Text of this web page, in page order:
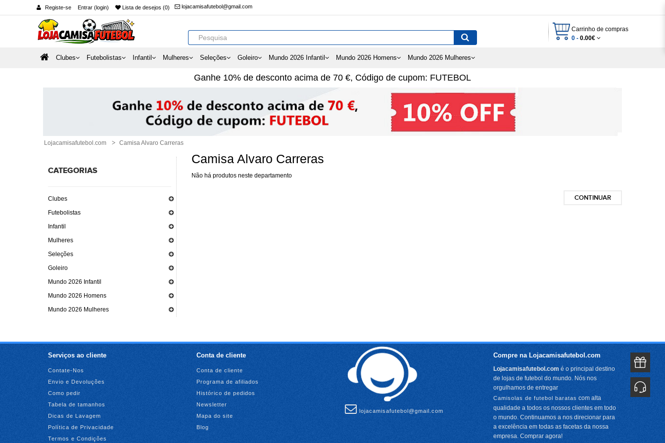
Registe-se Entrar (login) Lista de desejos (0) lojacamisafutebol@gmail.com
Carrinho de compras
0 - 0.00€
Clubes Futebolistas Infantil Mulheres Seleções Goleiro Mundo 2026 Infantil Mundo 2026 Homens Mundo 2026 Mulheres
Ganhe 10% de desconto acima de 70 €, Código de cupom: FUTEBOL
Lojacamisafutebol.com Camisa Alvaro Carreras
CATEGORIAS
Clubes
Futebolistas
Infantil
Mulheres
Seleções
Goleiro
Mundo 2026 Infantil
Mundo 2026 Homens
Mundo 2026 Mulheres
Camisa Alvaro Carreras
Não há produtos neste departamento
CONTINUAR
Serviços ao cliente
Contate-Nos
Envio e Devoluções
Como pedir
Tabela de tamanhos
Dicas de Lavagem
Política de Privacidade
Termos e Condições
Conta de cliente
Conta de cliente
Programa de afiliados
Histórico de pedidos
Newsletter
Mapa do site
Blog
lojacamisafutebol@gmail.com
Compre na Lojacamisafutebol.com
Lojacamisafutebol.com é o principal destino
de lojas de futebol do mundo. Nós nos
orgulhamos de entregar
Camisolas de futebol baratas com alta
qualidade a todos os nossos clientes em todo
o mundo. Continuamos a nos direcionar para
a excelência em todas as facetas da nossa
empresa. Comprar agora!